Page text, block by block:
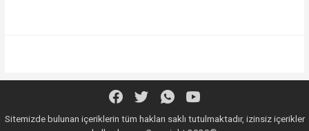
Sitemizde bulunan içeriklerin tüm hakları saklı tutulmaktadır, izinsiz içerikler